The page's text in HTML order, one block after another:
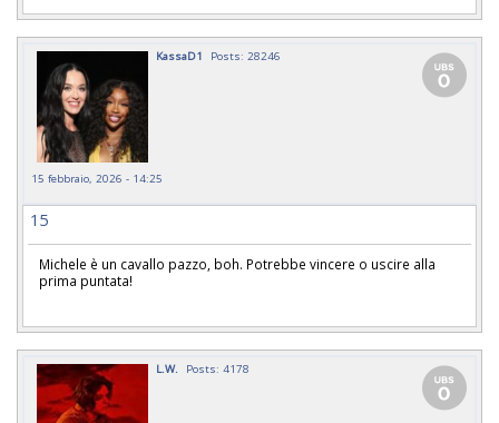
KassaD1 Posts: 28246
15 febbraio, 2026 - 14:25
15
Michele è un cavallo pazzo, boh. Potrebbe vincere o uscire alla
prima puntata!
L.W. Posts: 4178